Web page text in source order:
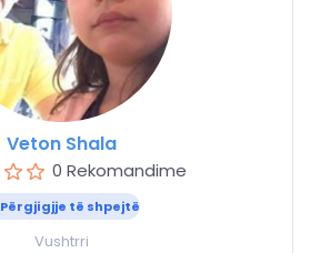
Veton Shala
0 Rekomandime
Përgjigjje të shpejtë
Vushtrri